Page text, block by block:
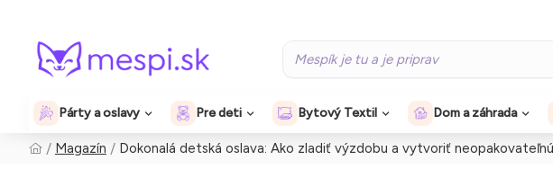
Párty a oslavy Pre deti Bytový Textil Dom a záhrada
Magazín Dokonalá detská oslava: Ako zladiť výzdobu a vytvoriť